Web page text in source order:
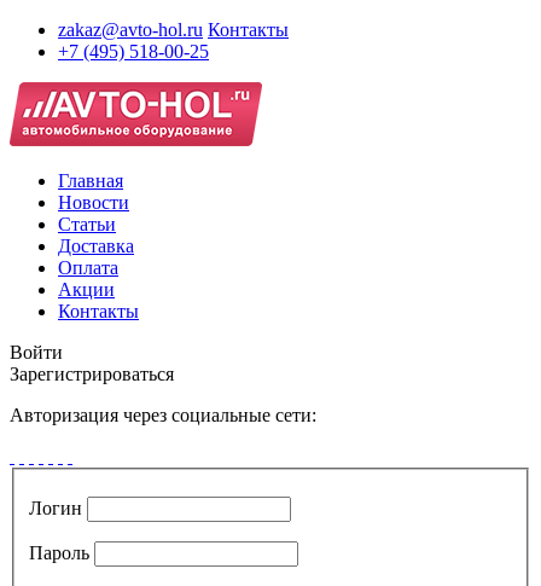
zakaz@avto-hol.ru Контакты
+7 (495) 518-00-25
Главная
Новости
Статьи
Доставка
Оплата
Акции
Контакты
Войти
Зарегистрироваться
Авторизация через социальные сети:
Логин
Пароль